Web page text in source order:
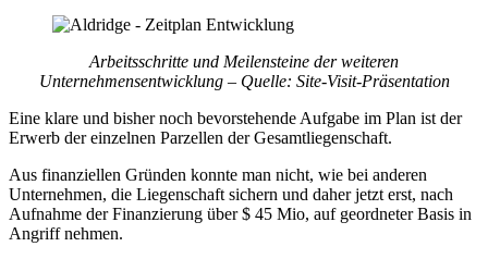
Arbeitsschritte und Meilensteine der weiteren
Unternehmensentwicklung – Quelle: Site-Visit-Präsentation
Eine klare und bisher noch bevorstehende Aufgabe im Plan ist der
Erwerb der einzelnen Parzellen der Gesamtliegenschaft.
Aus finanziellen Gründen konnte man nicht, wie bei anderen
Unternehmen, die Liegenschaft sichern und daher jetzt erst, nach
Aufnahme der Finanzierung über $ 45 Mio, auf geordneter Basis in
Angriff nehmen.